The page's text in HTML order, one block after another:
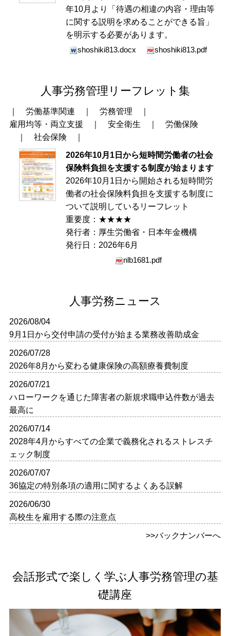
年10月より「待遇の相違の内容・理由等
に関する説明を求めることができる旨」
を明示する必要があります。
shoshiki813.docx
shoshiki813.pdf
人事労務管理リーフレット集
労働基準関連 労務管理
雇用均等・両立支援
安全衛生
労働保険
社会保険
2026年10月1日から短時間労働者の社会
保険料負担を支援する制度が始まります
2026年10月1日から開始される短時間労
働者の社会保険料負担を支援する制度に
ついて説明しているリーフレット
重要度：★★★★
発行者：厚生労働省・日本年金機構
発行日：2026年6月
nlb1681.pdf
人事労務ニュース
2026/08/04
9月1日から交付申請の受付が始まる業務改善助成金
2026/07/28
2026年8月から変わる健康保険の高額療養費制度
2026/07/21
ハローワークを通じた障害者の新規求職申込件数が過去
最高に
2026/07/14
2028年4月からすべての企業で義務化されるストレスチ
ェック制度
2026/07/07
36協定の特別条項の適用に関するよくある誤解
2026/06/30
高校生を雇用する際の注意点
>>バックナンバーへ
会話形式で楽しく学ぶ人事労務管理の基
礎講座